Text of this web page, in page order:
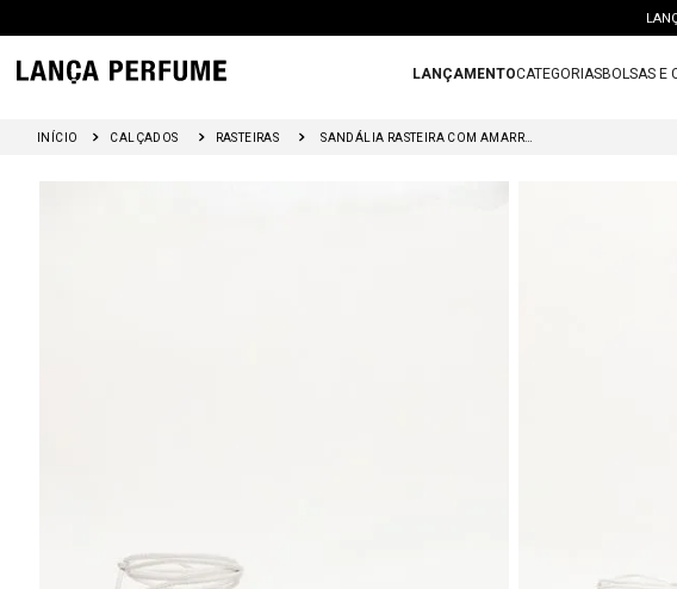
PERSONAL
LANÇAMENTOCATEGORIASBOLSAS E
CALÇADOS RASTEIRAS SANDÁLIA RASTEIRA COM AMARRAÇÃO E APLICAÇÃO DE FLOR